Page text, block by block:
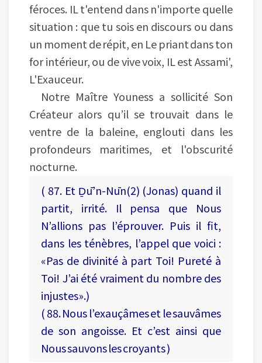
féroces. IL t'entend dans n'importe quelle
situation : que tu sois en discours ou dans
un moment de répit, en Le priant dans ton
for intérieur, ou de vive voix, IL est Assami',
L'Exauceur.
Notre Maître Youness a sollicité Son
Créateur alors qu’il se trouvait dans le
ventre de la baleine, englouti dans les
profondeurs maritimes, et l'obscurité
nocturne.
( 87. Et Ḏū’n-Nūn(2) (Jonas) quand il
partit, irrité. Il pensa que Nous
N’allions pas l’éprouver. Puis il fit,
dans les ténèbres, l’appel que voici :
«Pas de divinité à part Toi! Pureté à
Toi! J’ai été vraiment du nombre des
injustes».)
( 88. Nous l’exauçâmes et le sauvâmes
de son angoisse. Et c’est ainsi que
Nous sauvons les croyants )